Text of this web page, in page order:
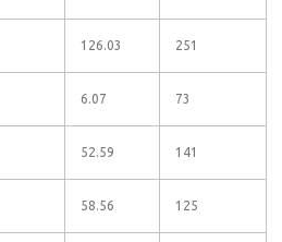
126.03 251
6.07 73
52.59 141
58.56 125